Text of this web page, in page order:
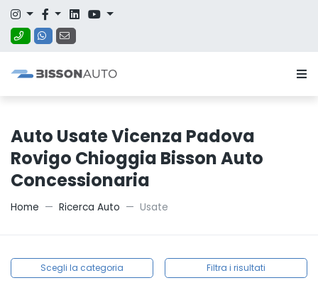
Auto Usate Vicenza Padova
Rovigo Chioggia Bisson Auto
Concessionaria
Home Ricerca Auto Usate
Scegli la categoria Filtra i risultati